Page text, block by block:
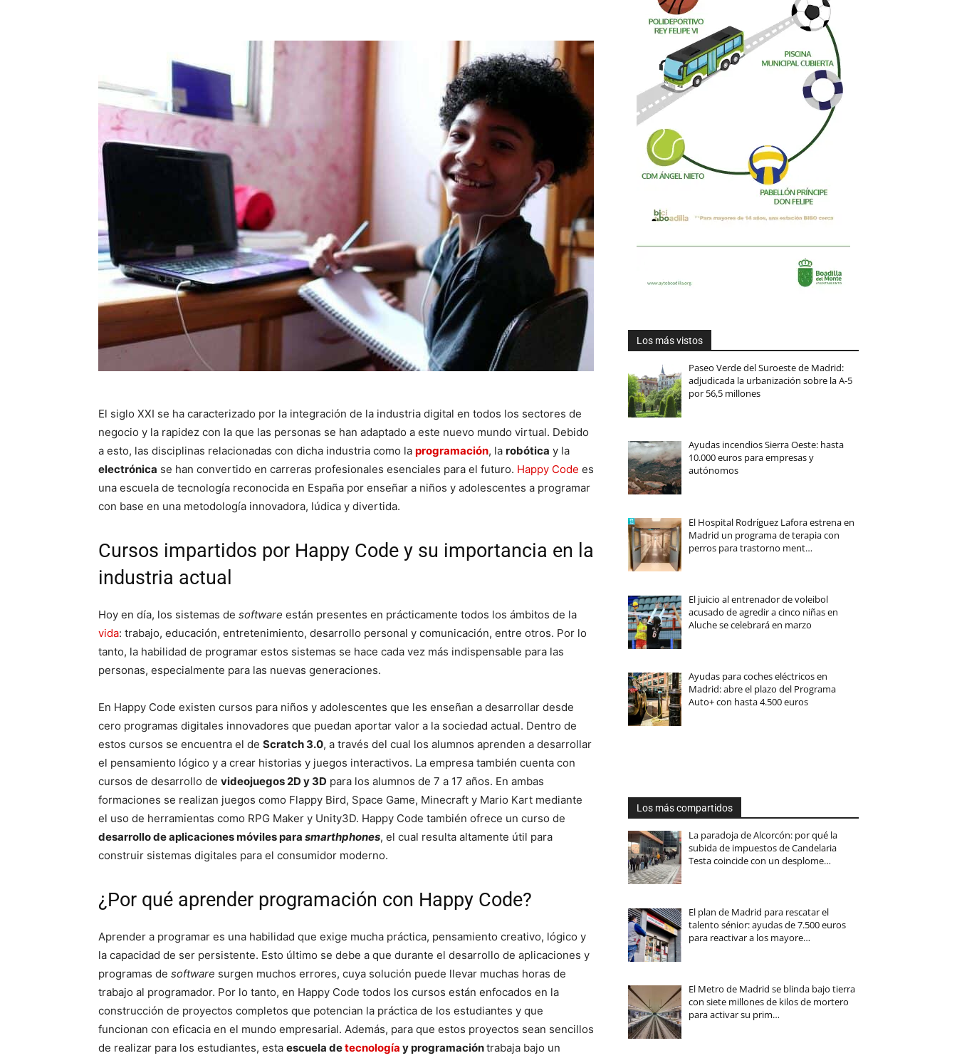
El siglo XXI se ha caracterizado por la integración de la industria digital en todos los sectores de
negocio y la rapidez con la que las personas se han adaptado a este nuevo mundo virtual. Debido
a esto, las disciplinas relacionadas con dicha industria como la programación, la robótica y la
electrónica se han convertido en carreras profesionales esenciales para el futuro. Happy Code es
una escuela de tecnología reconocida en España por enseñar a niños y adolescentes a programar
con base en una metodología innovadora, lúdica y divertida.
Cursos impartidos por Happy Code y su importancia en la
industria actual
Hoy en día, los sistemas de software están presentes en prácticamente todos los ámbitos de la
vida: trabajo, educación, entretenimiento, desarrollo personal y comunicación, entre otros. Por lo
tanto, la habilidad de programar estos sistemas se hace cada vez más indispensable para las
personas, especialmente para las nuevas generaciones.
En Happy Code existen cursos para niños y adolescentes que les enseñan a desarrollar desde
cero programas digitales innovadores que puedan aportar valor a la sociedad actual. Dentro de
estos cursos se encuentra el de Scratch 3.0, a través del cual los alumnos aprenden a desarrollar
el pensamiento lógico y a crear historias y juegos interactivos. La empresa también cuenta con
cursos de desarrollo de videojuegos 2D y 3D para los alumnos de 7 a 17 años. En ambas
formaciones se realizan juegos como Flappy Bird, Space Game, Minecraft y Mario Kart mediante
el uso de herramientas como RPG Maker y Unity3D. Happy Code también ofrece un curso de
desarrollo de aplicaciones móviles para smarthphones, el cual resulta altamente útil para
construir sistemas digitales para el consumidor moderno.
¿Por qué aprender programación con Happy Code?
Aprender a programar es una habilidad que exige mucha práctica, pensamiento creativo, lógico y
la capacidad de ser persistente. Esto último se debe a que durante el desarrollo de aplicaciones y
programas de software surgen muchos errores, cuya solución puede llevar muchas horas de
trabajo al programador. Por lo tanto, en Happy Code todos los cursos están enfocados en la
construcción de proyectos completos que potencian la práctica de los estudiantes y que
funcionan con eficacia en el mundo empresarial. Además, para que estos proyectos sean sencillos
de realizar para los estudiantes, esta escuela detecnología y programacióntrabaja bajo un
Los más vistos
Paseo Verde del Suroeste de Madrid:
adjudicada la urbanización sobre la A-5
por 56,5 millones
Ayudas incendios Sierra Oeste: hasta
10.000 euros para empresas y
autónomos
El Hospital Rodríguez Lafora estrena en
Madrid un programa de terapia con
perros para trastorno ment…
El juicio al entrenador de voleibol
acusado de agredir a cinco niñas en
Aluche se celebrará en marzo
Ayudas para coches eléctricos en
Madrid: abre el plazo del Programa
Auto+ con hasta 4.500 euros
Los más compartidos
La paradoja de Alcorcón: por qué la
subida de impuestos de Candelaria
Testa coincide con un desplome…
El plan de Madrid para rescatar el
talento sénior: ayudas de 7.500 euros
para reactivar a los mayore…
El Metro de Madrid se blinda bajo tierra
con siete millones de kilos de mortero
para activar su prim…